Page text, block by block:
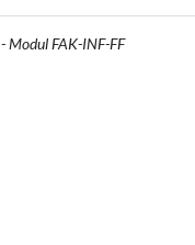
- Modul FAK-INF-FF